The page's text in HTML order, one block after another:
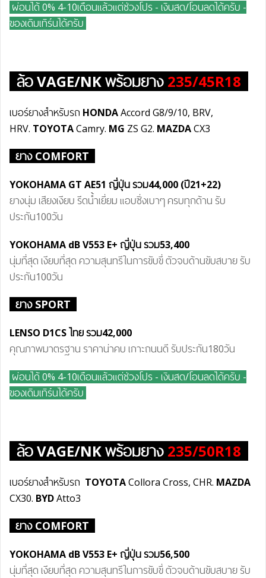
ผ่อนได้ 0% 4-10เดือนแล้วแต่ช่วงโปร - เงินสด/โอนลดได้ครับ -
ของเดิมเทิร์นได้ครับ
ล้อVAGE/NKพร้อมยาง 235/45R18
เบอร์ยางสำหรับรถ HONDAAccord G8/9/10, BRV,
HRV. TOYOTACamry. MG ZS G2. MAZDACX3
ยาง COMFORT
YOKOHAMA GT AE51 ญี่ปุ่นรวม44,000 (ปี21+22)
ยางนุ่ม เสียงเงียบ รีดน้ำเยี่ยม แอบซิ่งเบาๆ ครบทุกด้าน รับ
ประกัน100วัน
YOKOHAMA dB V553 E+ ญี่ปุ่นรวม53,400
นุ่มที่สุด เงียบที่สุด ความสุนทรีในการขับขี่ ตัวจบด้านขับสบาย รับ
ประกัน100วัน
ยาง SPORT
LENSO D1CS ไทยรวม42,000
คุณภาพมาตรฐาน ราคาน่าคบ เกาะถนนดี รับประกัน180วัน
ผ่อนได้ 0% 4-10เดือนแล้วแต่ช่วงโปร - เงินสด/โอนลดได้ครับ -
ของเดิมเทิร์นได้ครับ
ล้อVAGE/NKพร้อมยาง 235/50R18
เบอร์ยางสำหรับรถ TOYOTACollora Cross, CHR. MAZDA
CX30. BYDAtto3
ยาง COMFORT
YOKOHAMA dB V553 E+ ญี่ปุ่นรวม56,500
นุ่มที่สุด เงียบที่สุด ความสุนทรีในการขับขี่ ตัวจบด้านขับสบาย รับ